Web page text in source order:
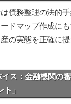
債務整理の法的
ドマップ作成にも
の実態を正確に提
ス：金融機関の
」